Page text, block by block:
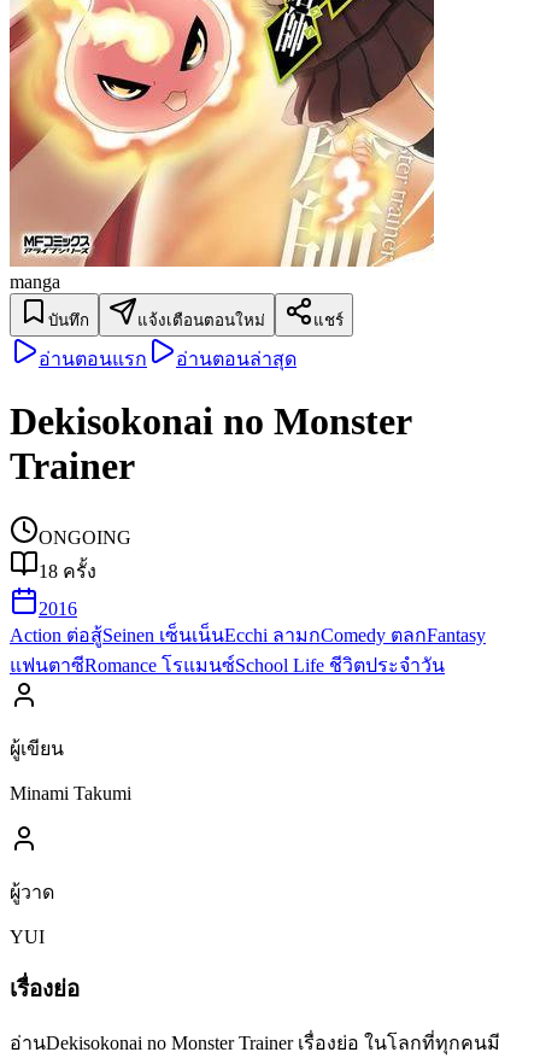
manga
บันทึก แจ้งเตือนตอนใหม่ แชร์
อ่านตอนแรก อ่านตอนล่าสุด
Dekisokonai no Monster
Trainer
ONGOING
18 ครั้ง
2016
Action ต่อสู้Seinen เซ็นเน็นEcchi ลามกComedy ตลกFantasy
แฟนตาซีRomance โรแมนซ์School Life ชีวิตประจำวัน
ผู้เขียน
Minami Takumi
ผู้วาด
YUI
เรื่องย่อ
อ่านDekisokonai no Monster Trainer เรื่องย่อ ในโลกที่ทุกคนมี